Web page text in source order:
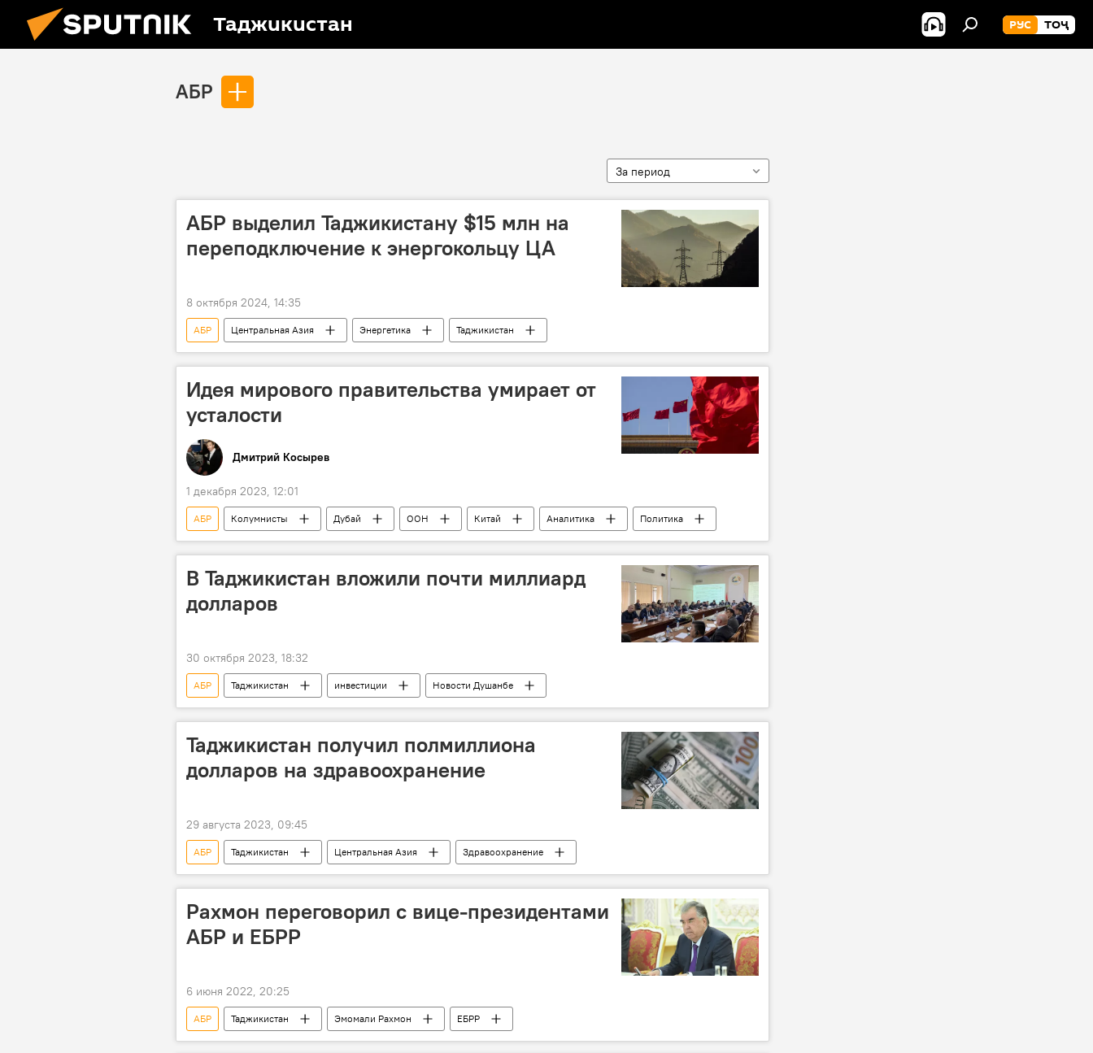
Таджикистан РУС ТОҶ
АБР
За период
АБР выделил Таджикистану $15 млн на
переподключение к энергокольцу ЦА
8 октября 2024, 14:35
АБР Центральная Азия Энергетика Таджикистан
Идея мирового правительства умирает от
усталости
Дмитрий Косырев
1 декабря 2023, 12:01
АБР Колумнисты Дубай ООН Китай Аналитика Политика
В Таджикистан вложили почти миллиард
долларов
30 октября 2023, 18:32
АБР Таджикистан инвестиции Новости Душанбе
Таджикистан получил полмиллиона
долларов на здравоохранение
29 августа 2023, 09:45
АБР Таджикистан Центральная Азия Здравоохранение
Рахмон переговорил с вице-президентами
АБР и ЕБРР
6 июня 2022, 20:25
АБР Таджикистан Эмомали Рахмон ЕБРР